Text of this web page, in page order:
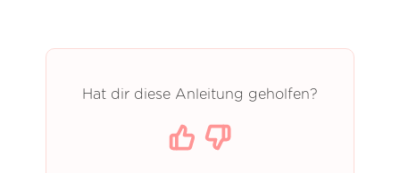
Hat dir diese Anleitung geholfen?